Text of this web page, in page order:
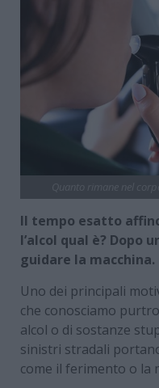
Il tempo esatto
l’alcol qual è? Dopo
guidare la macchina.
Uno dei principali
che conosciamo
alcol o di sostanze
sinistri stradali
come il ferimento o la